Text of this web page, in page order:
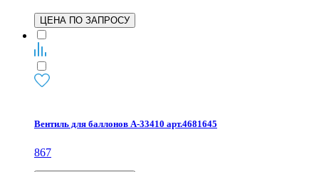
ЦЕНА ПО ЗАПРОСУ
Вентиль для баллонов A-33410 арт.4681645
867